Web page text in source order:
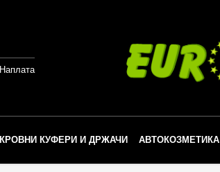
Наплата
КРОВНИ КУФЕРИ И ДРЖАЧИ АВТОКОЗМЕТИКА